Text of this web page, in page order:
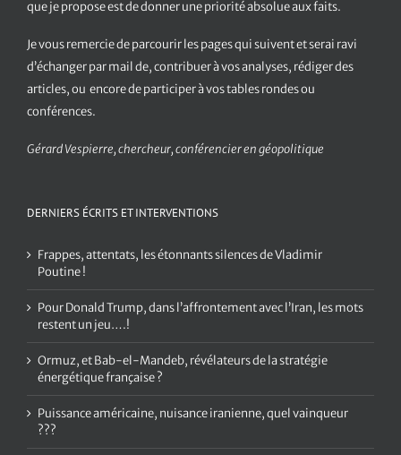
que je propose est de donner une priorité absolue aux faits.
Je vous remercie de parcourir les pages qui suivent et serai ravi
d’échanger par mail de, contribuer à vos analyses, rédiger des
articles, ou encore de participer à vos tables rondes ou
conférences.
Gérard Vespierre, chercheur, conférencier en géopolitique
DERNIERS ÉCRITS ET INTERVENTIONS
Frappes, attentats, les étonnants silences de Vladimir
Poutine !
Pour Donald Trump, dans l’affrontement avec l’Iran, les mots
restent un jeu….!
Ormuz, et Bab-el-Mandeb, révélateurs de la stratégie
énergétique française ?
Puissance américaine, nuisance iranienne, quel vainqueur
???